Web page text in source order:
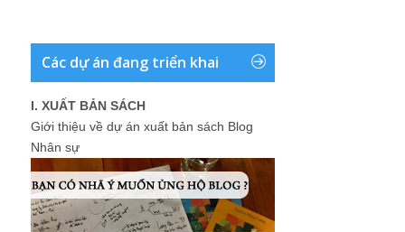
Các dự án đang triển khai
I. XUẤT BẢN SÁCH
Giới thiệu về dự án xuất bản sách Blog
Nhân sự